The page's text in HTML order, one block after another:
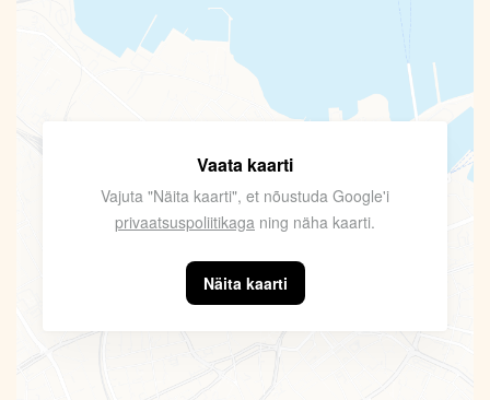
Vaata kaarti
Vajuta "Näita kaarti", et nõustuda Google'i
privaatsuspoliitikaga ning näha kaarti.
Näita kaarti